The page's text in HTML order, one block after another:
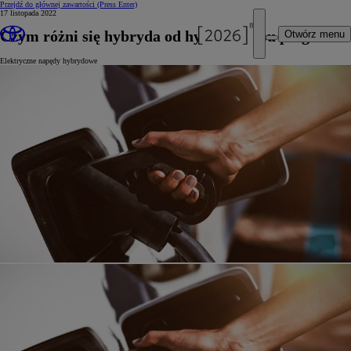
Przejdź do głównej zawartości (Press Enter)
Otwórz menu
17 listopada 2022
Czym różni się hybryda od hybrydy typu plug-in
Elektryczne napędy hybrydowe